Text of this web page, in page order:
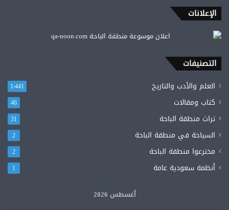
الإعلانات
التصنيفات
العلم والأدب والتاريخ 1٬441
كتاب ومقالات 46
تراث منطقة الباحة 31
السياحة في منطقة الباحة 2
مخترعوا منطقة الباحة 2
أنظمة سعودية عامة 1
أغسطس 2026